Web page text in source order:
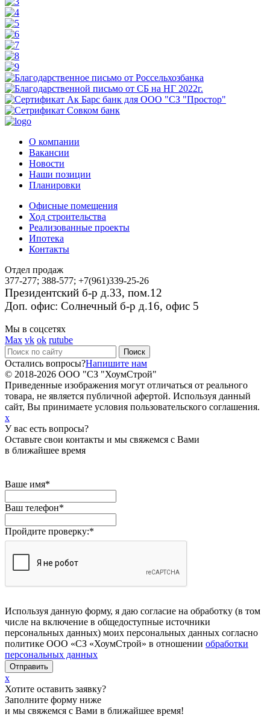
О компании
Вакансии
Новости
Наши позиции
Планировки
Офисные помещения
Ход строительства
Реализованные проекты
Ипотека
Контакты
Отдел продаж
377-277; 388-577; +7(961)339-25-26
Президентский б-р д.33, пом.12
Доп. офис: Солнечный б-р д.16, офис 5
Мы в соцсетях
Max vk ok rutube
Остались вопросы?Напишите нам
© 2018-2026 ООО "СЗ "ХоумСтрой"
Приведенные изображения могут отличаться от реального
товара, не является публичной афертой. Используя данный
сайт, Вы принимаете условия пользовательского соглашения.
x
У вас есть вопросы?
Оставьте свои контакты и мы свяжемся с Вами
в ближайшее время
Ваше имя*
Ваш телефон*
Пройдите проверку:*
Используя данную форму, я даю согласие на обработку (в том
числе на включение в общедоступные источники
персональных данных) моих персональных данных согласно
политике ООО «СЗ «ХоумСтрой» в отношении обработки
персональных данных
x
Хотите оставить заявку?
Заполните форму ниже
и мы свяжемся с Вами в ближайшее время!